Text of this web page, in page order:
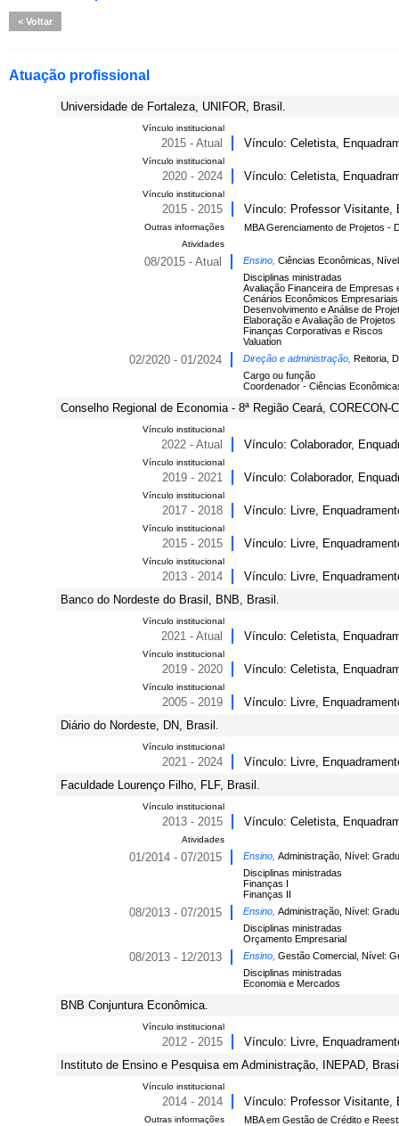
Voltar
Atuação profissional
Universidade de Fortaleza, UNIFOR, Brasil.
Vínculo institucional
2015 - Atual Vínculo: Celetista,
Vínculo institucional
2020 - 2024 Vínculo: Celetista,
Vínculo institucional
2015 - 2015 Vínculo: Professor Visitante,
Outras informações MBA Gerenciamento de Projetos -
Atividades
08/2015 - Atual Ensino, Ciências Econômicas,
Disciplinas ministradas
Avaliação Financeira de Empresas
Cenários Econômicos Empresariais
Desenvolvimento e Análise de
Elaboração e Avaliação de Projetos
Finanças Corporativas e Riscos
Valuation
02/2020 - 01/2024 Direção e administração, Reitoria,
Cargo ou função
Coordenador - Ciências
Conselho Regional de Economia - 8ª Região Ceará, CORECON-
Vínculo institucional
2022 - Atual Vínculo: Colaborador,
Vínculo institucional
2019 - 2021 Vínculo: Colaborador,
Vínculo institucional
2017 - 2018 Vínculo: Livre,
Vínculo institucional
2015 - 2015 Vínculo: Livre,
Vínculo institucional
2013 - 2014
Vínculo: Livre,
Banco do Nordeste do Brasil, BNB, Brasil.
Vínculo institucional
2021 - Atual Vínculo: Celetista,
Vínculo institucional
2019 - 2020 Vínculo: Celetista,
Vínculo institucional
2005 - 2019
Vínculo: Livre,
Diário do Nordeste, DN, Brasil.
Vínculo institucional
2021 - 2024
Vínculo: Livre,
Faculdade Lourenço Filho, FLF, Brasil.
Vínculo institucional
2013 - 2015 Vínculo: Celetista,
Atividades
01/2014 - 07/2015 Ensino, Administração, Nível:
Disciplinas ministradas
Finanças I
Finanças II
08/2013 - 07/2015 Ensino, Administração, Nível:
Disciplinas ministradas
Orçamento Empresarial
08/2013 - 12/2013 Ensino, Gestão Comercial, Nível:
Disciplinas ministradas
Economia e Mercados
BNB Conjuntura Econômica.
Vínculo institucional
2012 - 2015
Vínculo: Livre,
Instituto de Ensino e Pesquisa em Administração, INEPAD,
Vínculo institucional
2014 - 2014 Vínculo: Professor Visitante,
Outras informações MBA em Gestão de Crédito e